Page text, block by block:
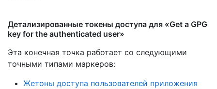
Детализированные токены доступа для «Get a GPG
key for the authenticated user»
Эта конечная точка работает со следующими
точными типами маркеров:
Жетоны доступа пользователей приложения